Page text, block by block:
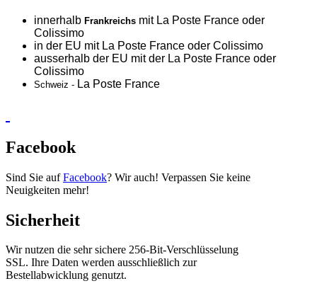
innerhalb Frankreichs mit La Poste France oder
Colissimo
in der EU mit La Poste France oder Colissimo
ausserhalb der EU mit der La Poste France oder
Colissimo
Schweiz - La Poste France
Facebook
Sind Sie aufFacebook? Wir auch! Verpassen Sie keine
Neuigkeiten mehr!
Sicherheit
Wir nutzen die sehr sichere 256-Bit-Verschlüsselung
SSL. Ihre Daten werden ausschließlich zur
Bestellabwicklung genutzt.